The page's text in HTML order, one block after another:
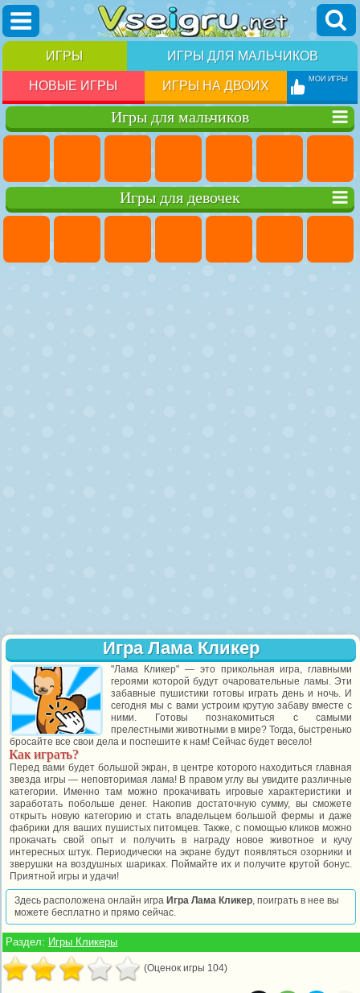
ИГРЫ ИГРЫ ДЛЯ МАЛЬЧИКОВ
НОВЫЕ ИГРЫ ИГРЫ НА ДВОИХ МОИ ИГРЫ
Игры для мальчиков
Игры для девочек
Игра Лама Кликер
"Лама Кликер" — это прикольная игра, главными
героями которой будут очаровательные ламы. Эти
забавные пушистики готовы играть день и ночь. И
сегодня мы с вами устроим крутую забаву вместе с
ними. Готовы познакомиться с самыми
прелестными животными в мире? Тогда, быстренько
бросайте все свои дела и поспешите к нам! Сейчас будет весело!
Как играть?
Перед вами будет большой экран, в центре которого находиться главная
звезда игры — неповторимая лама! В правом углу вы увидите различные
категории. Именно там можно прокачивать игровые характеристики и
заработать побольше денег. Накопив достаточную сумму, вы сможете
открыть новую категорию и стать владельцем большой фермы и даже
фабрики для ваших пушистых питомцев. Также, с помощью кликов можно
прокачать свой опыт и получить в награду новое животное и кучу
интересных штук. Периодически на экране будут появляться озорники и
зверушки на воздушных шариках. Поймайте их и получите крутой бонус.
Приятной игры и удачи!
Здесь расположена онлайн игра Игра Лама Кликер, поиграть в нее вы
можете бесплатно и прямо сейчас.
Раздел: Игры Кликеры
(Оценок игры 104)